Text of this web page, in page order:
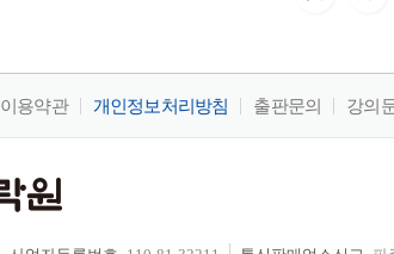
이용약관 개인정보처리방침 출판문의 강의